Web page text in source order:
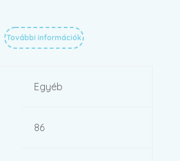
További információk
Egyéb
86